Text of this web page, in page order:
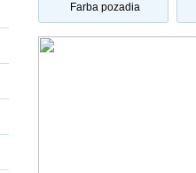
Farba pozadia